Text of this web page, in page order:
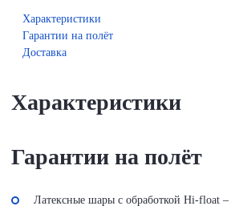
Характеристики
Гарантии на полёт
Доставка
Характеристики
Гарантии на полёт
Латексные шары с обработкой Hi-float –